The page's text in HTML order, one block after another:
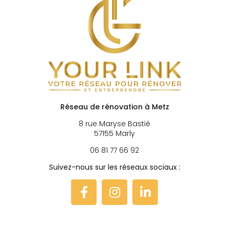
Réseau de rénovation à Metz
8 rue Maryse Bastié
57155 Marly
06 81 77 66 92
Suivez-nous sur les réseaux sociaux :